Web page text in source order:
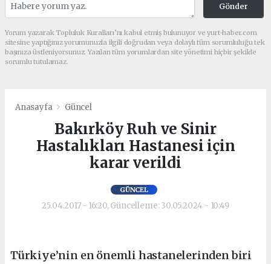
Gönder
Yorum yazarak Topluluk Kuralları’nı kabul etmiş bulunuyor ve yurt-haber.com
sitesine yaptığınız yorumunuzla ilgili doğrudan veya dolaylı tüm sorumluluğu tek
başınıza üstleniyorsunuz. Yazılan tüm yorumlardan site yönetimi hiçbir şekilde
sorumlu tutulamaz.
Anasayfa Güncel
Bakırköy Ruh ve Sinir
Hastalıkları Hastanesi için
karar verildi
GÜNCEL
25.04.2017 - 16:20, Güncelleme: 30.05.2024 - 10:49
Türkiye’nin en önemli hastanelerinden biri